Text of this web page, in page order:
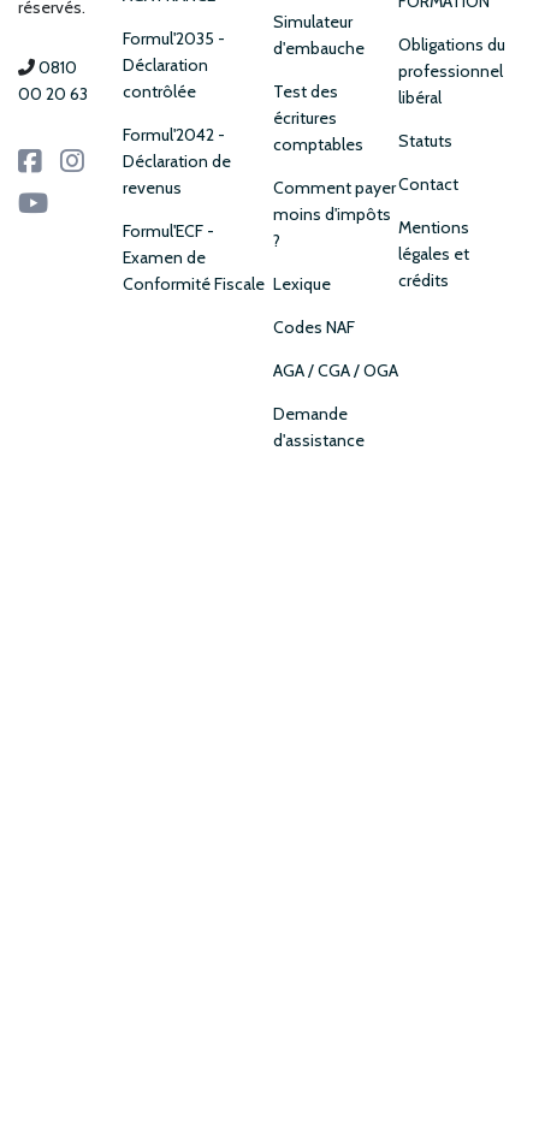
réservés.
0810
00 20 63
Formul'2035 -
Déclaration
contrôlée
Formul'2042 -
Déclaration de
revenus
Formul'ECF -
Examen de
Conformité Fiscale
Simulateur
d'embauche
Test des
écritures
comptables
Comment payer
moins d'impôts
?
Lexique
Codes NAF
AGA / CGA / OGA
Demande
d'assistance
Obligations du
professionnel
libéral
Statuts
Contact
Mentions
légales et
crédits